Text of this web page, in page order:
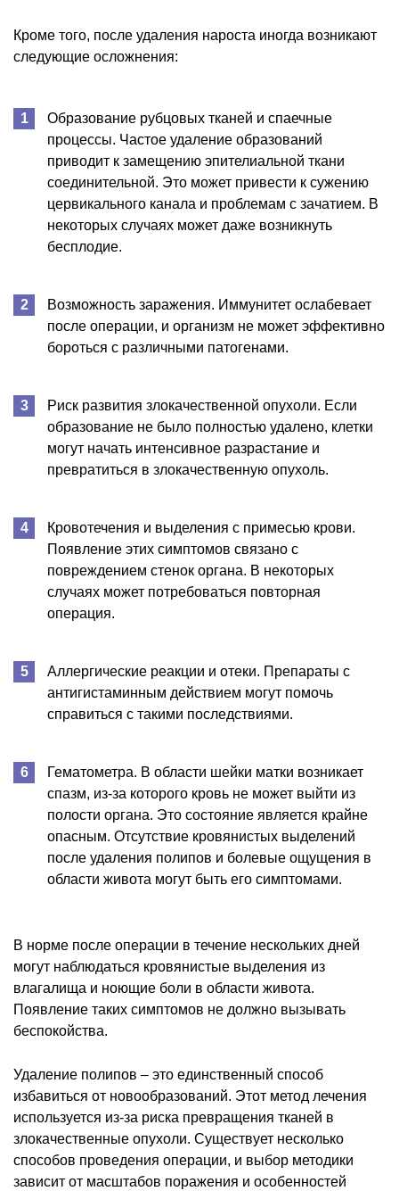
Кроме того, после удаления нароста иногда возникают
следующие осложнения:
Образование рубцовых тканей и спаечные
процессы. Частое удаление образований
приводит к замещению эпителиальной ткани
соединительной. Это может привести к сужению
цервикального канала и проблемам с зачатием. В
некоторых случаях может даже возникнуть
бесплодие.
Возможность заражения. Иммунитет ослабевает
после операции, и организм не может эффективно
бороться с различными патогенами.
Риск развития злокачественной опухоли. Если
образование не было полностью удалено, клетки
могут начать интенсивное разрастание и
превратиться в злокачественную опухоль.
Кровотечения и выделения с примесью крови.
Появление этих симптомов связано с
повреждением стенок органа. В некоторых
случаях может потребоваться повторная
операция.
Аллергические реакции и отеки. Препараты с
антигистаминным действием могут помочь
справиться с такими последствиями.
Гематометра. В области шейки матки возникает
спазм, из-за которого кровь не может выйти из
полости органа. Это состояние является крайне
опасным. Отсутствие кровянистых выделений
после удаления полипов и болевые ощущения в
области живота могут быть его симптомами.
В норме после операции в течение нескольких дней
могут наблюдаться кровянистые выделения из
влагалища и ноющие боли в области живота.
Появление таких симптомов не должно вызывать
беспокойства.
Удаление полипов – это единственный способ
избавиться от новообразований. Этот метод лечения
используется из-за риска превращения тканей в
злокачественные опухоли. Существует несколько
способов проведения операции, и выбор методики
зависит от масштабов поражения и особенностей